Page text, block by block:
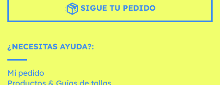
SIGUE TU PEDIDO
¿NECESITAS AYUDA?:
Mi pedido
Productos & Guías de tallas